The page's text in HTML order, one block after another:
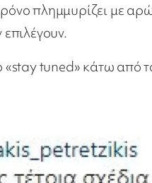
πλημμυρίζει με
«stay tuned» κάτω από